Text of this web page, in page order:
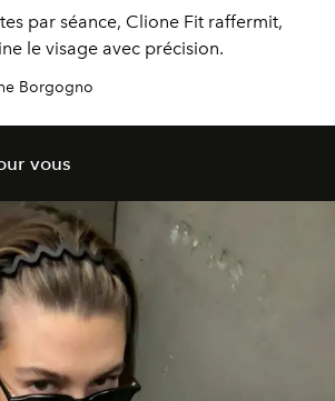
par séance, Clione Fit raffermit,
le visage avec précision.
Borgogno
vous